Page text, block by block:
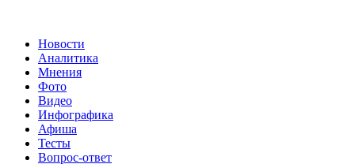
Новости
Аналитика
Мнения
Фото
Видео
Инфографика
Афиша
Тесты
Вопрос-ответ